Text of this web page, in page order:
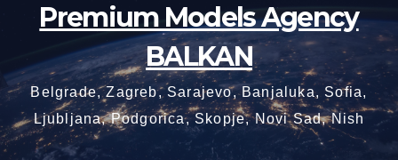
Premium Models Agency
BALKAN
Belgrade, Zagreb, Sarajevo, Banjaluka, Sofia,
Ljubljana, Podgorica, Skopje, Novi Sad, Nish